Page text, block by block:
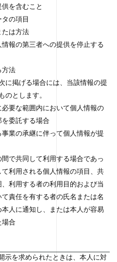
を含むこと
の項目
は方法
報の第三者への提供を停止する
方法
に掲げる場合には、当該情報の提
とします。
要な範囲内において個人情報の
委託する場合
業の承継に伴って個人情報が提
で共同して利用する場合であっ
利用される個人情報の項目、共
利用する者の利用目的および当
責任を有する者の氏名または名
人に通知し、または本人が容易
合
示を求められたときは、本人に対